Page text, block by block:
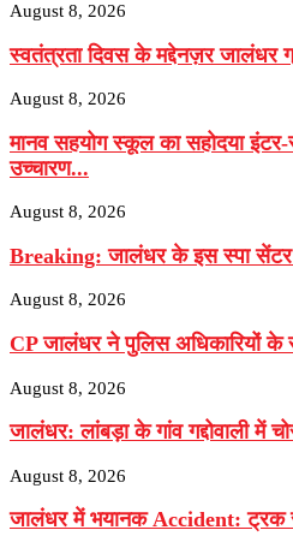
August 8, 2026
स्वतंत्रता दिवस के मद्देनज़र जालंधर
August 8, 2026
मानव सहयोग स्कूल का सहोदया
उच्चारण...
August 8, 2026
Breaking: जालंधर के इस स्पा
August 8, 2026
CP जालंधर ने पुलिस अधिकारियों के
August 8, 2026
जालंधर: लांबड़ा के गांव गद्दोवाली में
August 8, 2026
जालंधर में भयानक Accident: ट्रक